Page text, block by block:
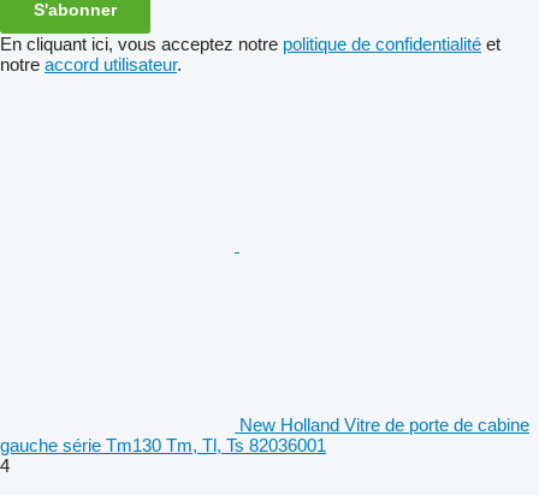
S'abonner
En cliquant ici, vous acceptez notre politique de confidentialité et
notre accord utilisateur.
New Holland Vitre de porte de cabine
gauche série Tm130 Tm, Tl, Ts 82036001
4